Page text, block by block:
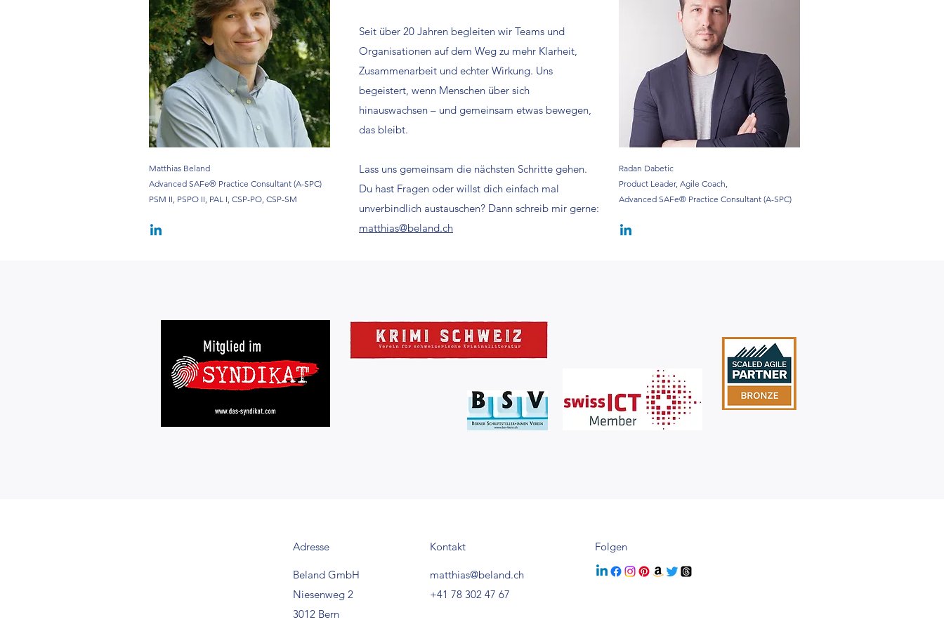
Matthias Beland
Advanced SAFe® Practice Consultant (A-SPC)
PSM II, PSPO II, PAL I, CSP-PO, CSP-SM
Seit über 20 Jahren begleiten wir Teams und
Organisationen auf dem Weg zu mehr Klarheit,
Zusammenarbeit und echter Wirkung. Uns
begeistert, wenn Menschen über sich
hinauswachsen – und gemeinsam etwas bewegen,
das bleibt.
Lass uns gemeinsam die nächsten Schritte gehen.
Du hast Fragen oder willst dich einfach mal
unverbindlich austauschen? Dann schreib mir gerne:
matthias@beland.ch
Radan Dabetic
Product Leader, Agile Coach,
Advanced SAFe® Practice Consultant (A-SPC)
Adresse
Beland GmbH
Niesenweg 2
3012 Bern
Kontakt
matthias@beland.ch
+41 78 302 47 67
Folgen